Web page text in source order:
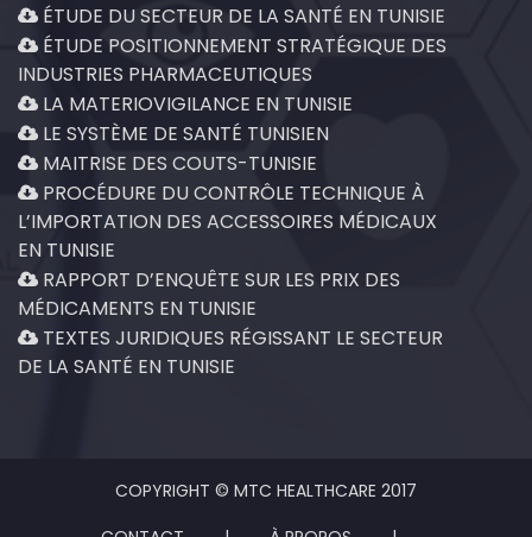
ÉTUDE DU SECTEUR DE LA SANTÉ EN TUNISIE
ÉTUDE POSITIONNEMENT STRATÉGIQUE DES
INDUSTRIES PHARMACEUTIQUES
LA MATERIOVIGILANCE EN TUNISIE
LE SYSTÈME DE SANTÉ TUNISIEN
MAITRISE DES COUTS-TUNISIE
PROCÉDURE DU CONTRÔLE TECHNIQUE À
L’IMPORTATION DES ACCESSOIRES MÉDICAUX
EN TUNISIE
RAPPORT D’ENQUÊTE SUR LES PRIX DES
MÉDICAMENTS EN TUNISIE
TEXTES JURIDIQUES RÉGISSANT LE SECTEUR
DE LA SANTÉ EN TUNISIE
COPYRIGHT © MTC HEALTHCARE 2017